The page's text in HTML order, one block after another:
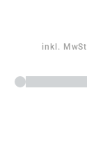
inkl.